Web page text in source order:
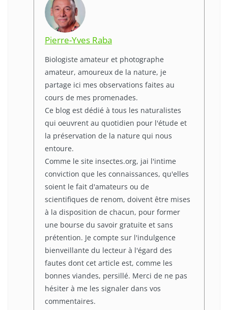
Pierre-Yves Raba
Biologiste amateur et photographe
amateur, amoureux de la nature, je
partage ici mes observations faites au
cours de mes promenades.
Ce blog est dédié à tous les naturalistes
qui oeuvrent au quotidien pour l'étude et
la préservation de la nature qui nous
entoure.
Comme le site insectes.org, jai l'intime
conviction que les connaissances, qu'elles
soient le fait d'amateurs ou de
scientifiques de renom, doivent être mises
à la disposition de chacun, pour former
une bourse du savoir gratuite et sans
prétention. Je compte sur l'indulgence
bienveillante du lecteur à l'égard des
fautes dont cet article est, comme les
bonnes viandes, persillé. Merci de ne pas
hésiter à me les signaler dans vos
commentaires.